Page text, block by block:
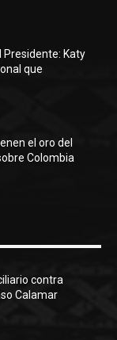
Presidente: Katy
que
el oro del
Colombia
contra
Calamar